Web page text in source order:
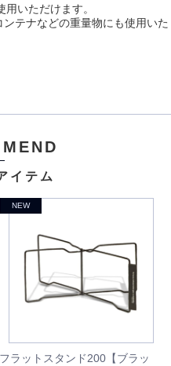
いただけます。
テナなどの重量物にも使用いた
イテム
フラットスタンド200【ブラッ